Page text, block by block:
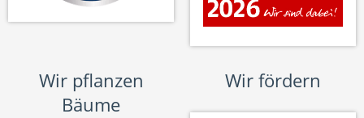
Wir pflanzen
Bäume
Wir fördern